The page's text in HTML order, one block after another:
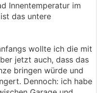
Innentemperatur im
das untere
wollte ich die mit
jetzt auch, dass das
bringen würde und
Dennoch: ich habe